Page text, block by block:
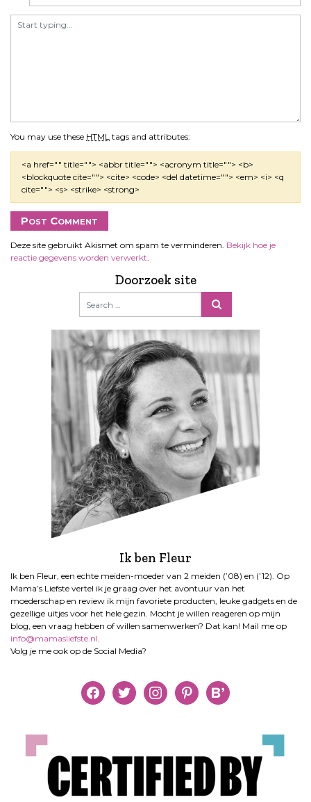
You may use these HTML tags and attributes:
<a href="" title=""> <abbr title=""> <acronym title=""> <b>
<blockquote cite=""> <cite> <code> <del datetime=""> <em> <i> <q
cite=""> <s> <strike> <strong>
Deze site gebruikt Akismet om spam te verminderen. Bekijk hoe je
reactie gegevens worden verwerkt.
Doorzoek site
Ik ben Fleur
Ik ben Fleur, een echte meiden-moeder van 2 meiden (’08) en (’12). Op
Mama’s Liefste vertel ik je graag over het avontuur van het
moederschap en review ik mijn favoriete producten, leuke gadgets en de
gezellige uitjes voor het hele gezin. Mocht je willen reageren op mijn
blog, een vraag hebben of willen samenwerken? Dat kan! Mail me op
info@mamasliefste.nl.
Volg je me ook op de Social Media?
facebooktwitter instagrampinterestbloglovin